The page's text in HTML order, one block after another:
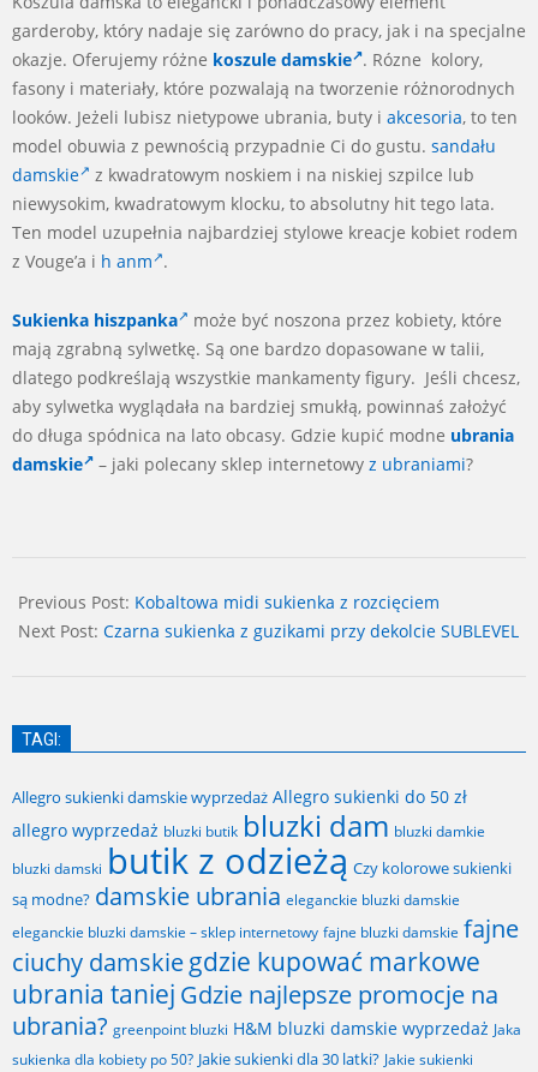
garderoby, który nadaje się zarówno do pracy, jak i na specjalne
okazje. Oferujemy różne koszule damskie . Rózne kolory,
fasony i materiały, które pozwalają na tworzenie różnorodnych
looków. Jeżeli lubisz nietypowe ubrania, buty i akcesoria, to ten
model obuwia z pewnością przypadnie Ci do gustu. sandału
damskie
z kwadratowym noskiem i na niskiej szpilce lub
niewysokim, kwadratowym klocku, to absolutny hit tego lata.
Ten model uzupełnia najbardziej stylowe kreacje kobiet rodem
z Vouge’a i h anm .
Sukienka hiszpanka
może być noszona przez kobiety, które
mają zgrabną sylwetkę. Są one bardzo dopasowane w talii,
dlatego podkreślają wszystkie mankamenty figury. Jeśli chcesz,
aby sylwetka wyglądała na bardziej smukłą, powinnaś założyć
do długa spódnica na lato obcasy. Gdzie kupić modne ubrania
damskie
– jaki polecany sklep internetowy z ubraniami?
07-
14
Previous Post: Kobaltowa midi sukienka z rozcięciem
Next Post: Czarna sukienka z guzikami przy dekolcie SUBLEVEL
TAGI:
Allegro sukienki damskie wyprzedaż Allegro sukienki do 50 zł
allegro wyprzedaż bluzki butik bluzki dam bluzki damkie
bluzki damski butik z odzieżą Czy kolorowe sukienki
są modne? damskie ubrania eleganckie bluzki damskie
eleganckie bluzki damskie – sklep internetowy fajne bluzki damskie fajne
ciuchy damskiegdzie kupować markowe
ubrania taniej Gdzie najlepsze promocje na
ubrania? greenpoint bluzki H&M bluzki damskie wyprzedaż Jaka
sukienka dla kobiety po 50? Jakie sukienki dla 30 latki? Jakie sukienki